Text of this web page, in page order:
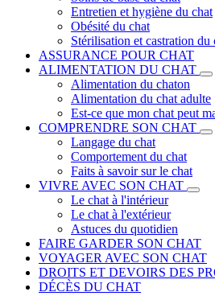
Entretien et hygiène du chat
Obésité du chat
Stérilisation et castration du
ASSURANCE POUR CHAT
ALIMENTATION DU CHAT
Alimentation du chaton
Alimentation du chat adulte
Est-ce que mon chat peut
COMPRENDRE SON CHAT
Langage du chat
Comportement du chat
Faits à savoir sur le chat
VIVRE AVEC SON CHAT
Le chat à l'intérieur
Le chat à l'extérieur
Astuces du quotidien
FAIRE GARDER SON CHAT
VOYAGER AVEC SON CHAT
DROITS ET DEVOIRS DES
DÉCÈS DU CHAT